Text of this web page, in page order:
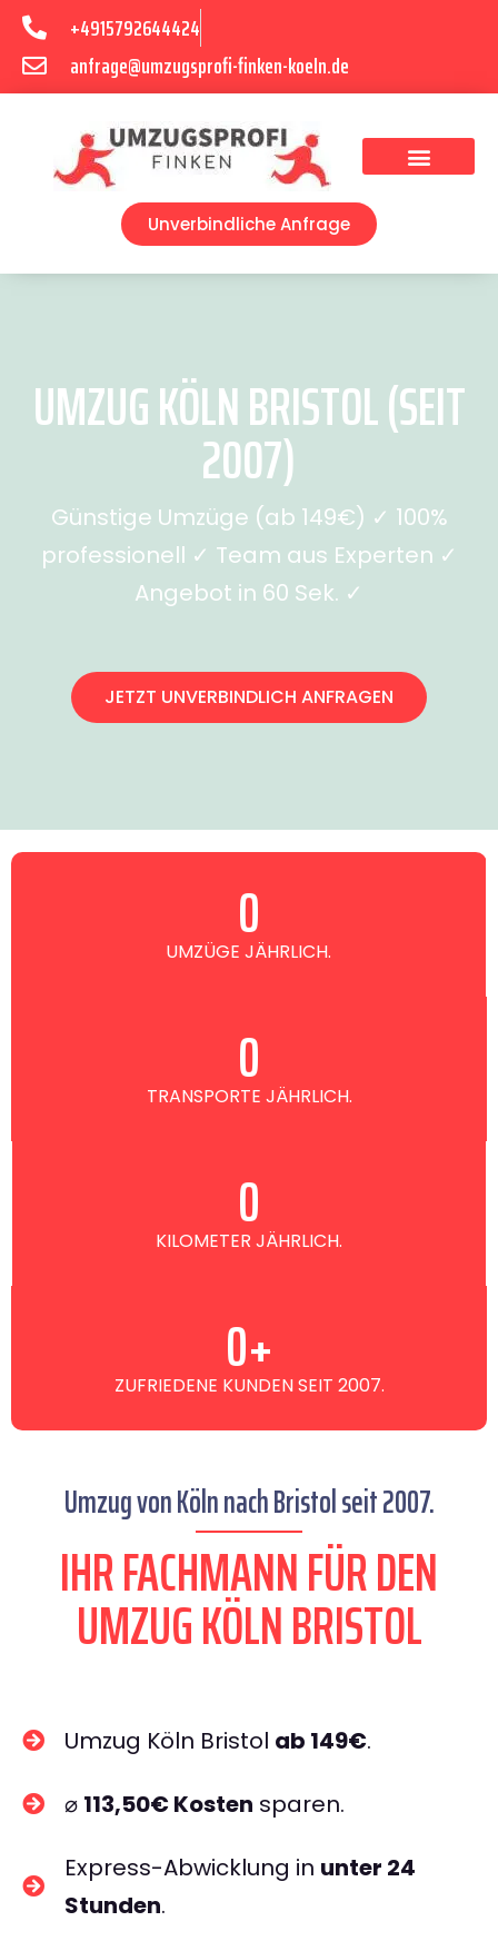
+4915792644424
anfrage@umzugsprofi-finken-koeln.de
Unverbindliche Anfrage
UMZUG KÖLN BRISTOL (SEIT
2007)
Günstige Umzüge (ab 149€) ✓ 100%
professionell ✓ Team aus Experten ✓
Angebot in 60 Sek. ✓
JETZT UNVERBINDLICH ANFRAGEN
UMZÜGE JÄHRLICH.
0
TRANSPORTE JÄHRLICH.
0
KILOMETER JÄHRLICH.
0
ZUFRIEDENE KUNDEN SEIT 2007.
0+
Umzug von Köln nach Bristol seit 2007.
IHR FACHMANN FÜR DEN
UMZUG KÖLN BRISTOL
Umzug Köln Bristol ab 149€.
⌀ 113,50€ Kosten sparen.
Express-Abwicklung in unter 24
Stunden.